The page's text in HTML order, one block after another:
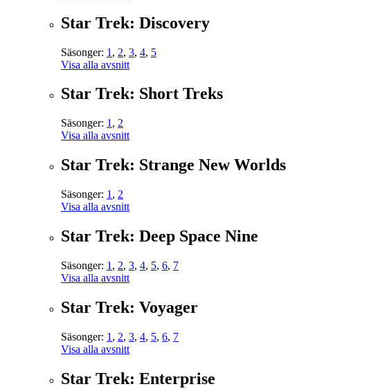
Star Trek: Discovery
Säsonger: 1 , 2, 3, 4, 5
Visa alla avsnitt
Star Trek: Short Treks
Säsonger: 1 , 2
Visa alla avsnitt
Star Trek: Strange New Worlds
Säsonger: 1 , 2
Visa alla avsnitt
Star Trek: Deep Space Nine
Säsonger: 1 , 2, 3, 4, 5, 6, 7
Visa alla avsnitt
Star Trek: Voyager
Säsonger: 1 , 2, 3, 4, 5, 6, 7
Visa alla avsnitt
Star Trek: Enterprise